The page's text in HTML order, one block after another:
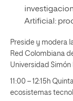
Artificial:
Preside y modera
Red Colombiana
Universidad Simón
11:00 – 12:15h
ecosistemas